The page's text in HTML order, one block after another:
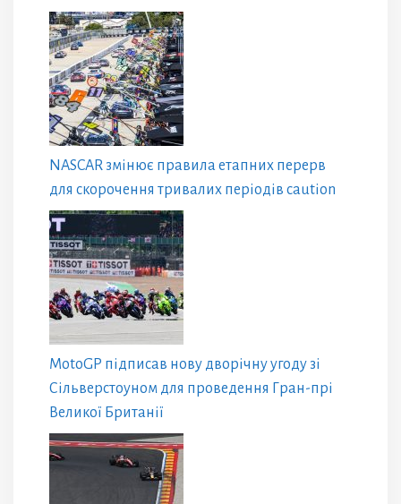
NASCAR змінює правила етапних перерв
для скорочення тривалих періодів caution
MotoGP підписав нову дворічну угоду зі
Сільверстоуном для проведення Гран-прі
Великої Британії